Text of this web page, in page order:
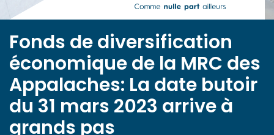
Fonds de diversification
économique de la MRC des
Appalaches: La date butoir
du 31 mars 2023 arrive à
grands pas